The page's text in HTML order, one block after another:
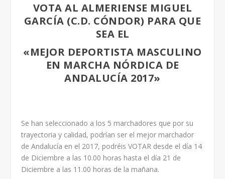
VOTA AL ALMERIENSE MIGUEL
GARCÍA (C.D. CÓNDOR) PARA QUE
SEA EL
«MEJOR DEPORTISTA MASCULINO
EN MARCHA NÓRDICA DE
ANDALUCÍA 2017»
Se han seleccionado a los 5 marchadores que por su
trayectoria y calidad, podrían ser el mejor marchador
de Andalucía en el 2017, podréis VOTAR desde el día 14
de Diciembre a las 10.00 horas hasta el día 21 de
Diciembre a las 11.00 horas de la mañana.